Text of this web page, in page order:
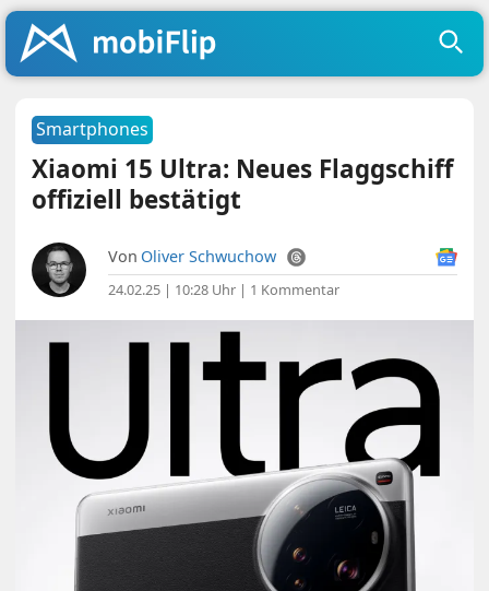
Smartphones
Xiaomi 15 Ultra: Neues Flaggschiff
offiziell bestätigt
Von Oliver Schwuchow
24.02.25 | 10:28 Uhr | 1 Kommentar